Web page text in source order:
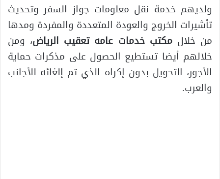
ولديهم خدمة نقل معلومات جواز السفر وتحديث
تأشيرات الخروج والعودة المتعددة والمفردة ومدها
من خلالمكتب خدمات عامه تعقيب الرياض، ومن
خلالهم أيضا تستطيع الحصول على مذكرات حماية
الأجور، التحويل بدون إكراه الذي تم إلغائه للأجانب
والعرب.